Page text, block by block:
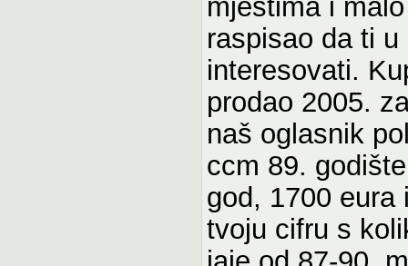
raspisao da ti
interesovati.
prodao 2005.
naš oglasnik
ccm 89.
god, 1700 eura
tvoju cifru s